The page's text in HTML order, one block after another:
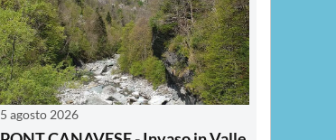
5 agosto 2026